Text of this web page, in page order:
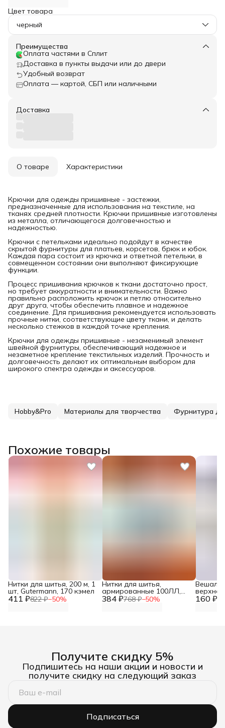
Цвет товара
черный
Преимущества
Оплата частями в Сплит
Доставка в пункты выдачи или до двери
Удобный возврат
Оплата — картой, СБП или наличными
Доставка
О товаре Характеристики
Крючки для одежды пришивные - застежки,
предназначенные для использования на текстиле, на
тканях средней плотности. Крючки пришивные изготовлены
из металла, отличающегося долговечностью и
надежностью.
Крючки с петельками идеально подойдут в качестве
скрытой фурнитуры для платьев, корсетов, брюк и юбок.
Каждая пара состоит из крючка и ответной петельки, в
совмещенном состоянии они выполняют фиксирующие
функции.
Процесс пришивания крючков к ткани достаточно прост,
но требует аккуратности и внимательности. Важно
правильно расположить крючок и петлю относительно
друг друга, чтобы обеспечить плавное и надежное
соединение. Для пришивания рекомендуется использовать
прочные нитки, соответствующие цвету ткани, и делать
несколько стежков в каждой точке крепления.
Крючки для одежды пришивные - незаменимый элемент
швейной фурнитуры, обеспечивающий надежное и
незаметное крепление текстильных изделий. Прочность и
долговечность делают их оптимальным выбором для
широкого спектра одежды и аксессуаров.
Hobby&Pro Материалы для творчества Фурнитура
Похожие товары
411 ₽822 ₽−50%
Нитки для шитья, 200 м, 1
шт, Gutermann, 170 кэмел
384 ₽768 ₽−50%
Нитки для шитья,
армированные 100ЛЛ,
200 м, 5 шт, ПНК им. 160 ₽
Получите скидку 5%
Подпишитесь на наши акции и новости и
получите скидку на следующий заказ
Подписаться